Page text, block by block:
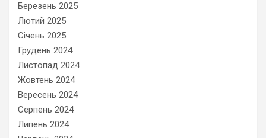
Березень 2025
Лютий 2025
Січень 2025
Грудень 2024
Листопад 2024
Жовтень 2024
Вересень 2024
Серпень 2024
Липень 2024